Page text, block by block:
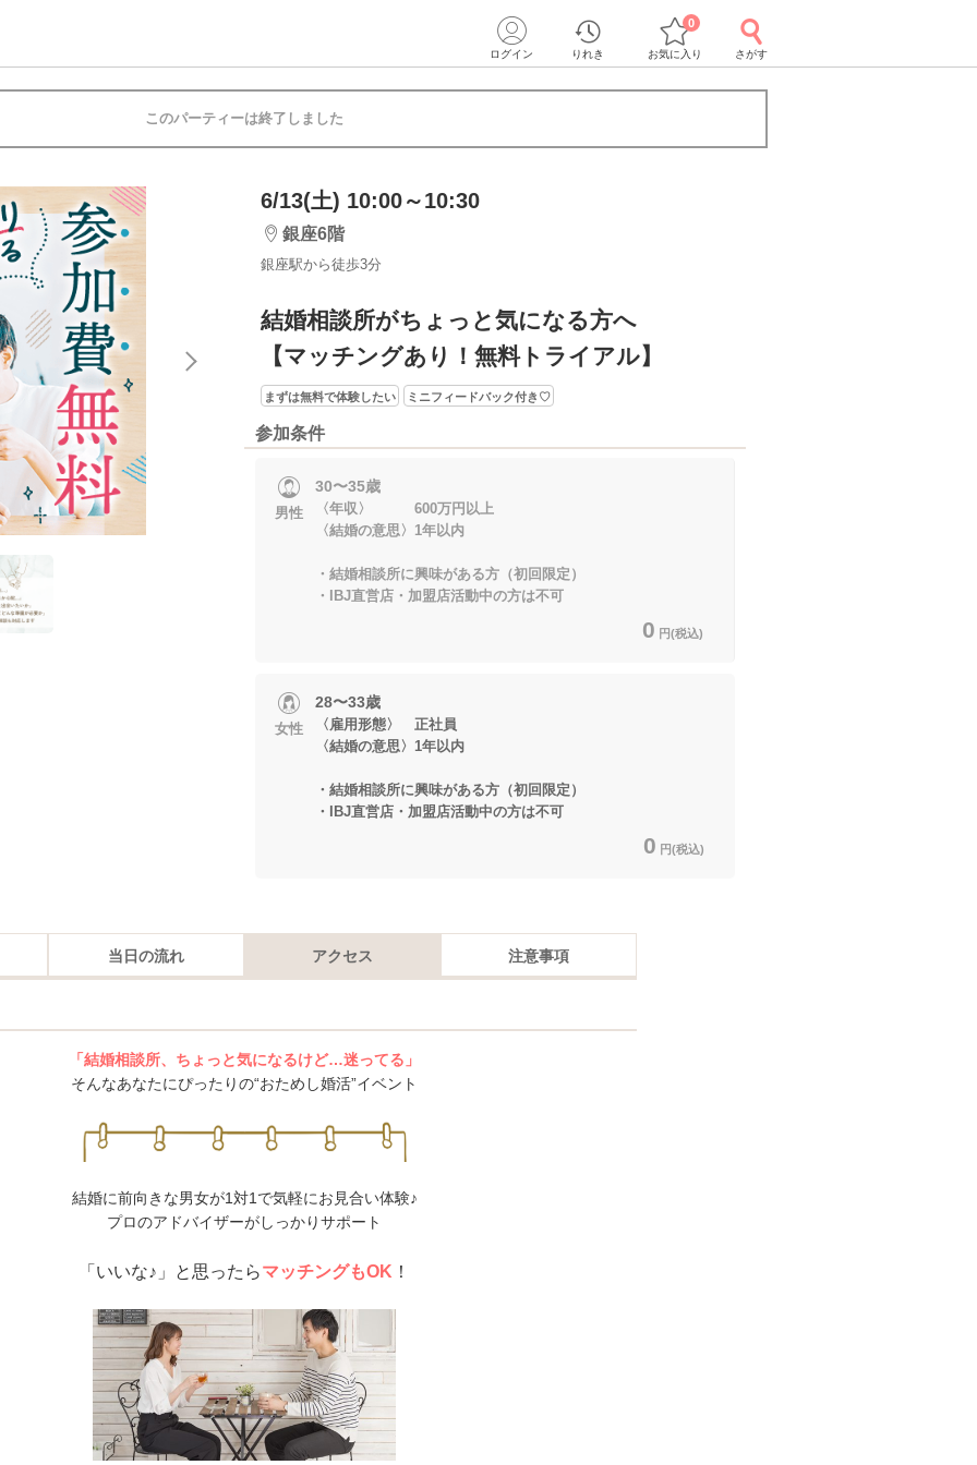
ログイン りれき お気に入り
0
さがす
このパーティーは終了しました
6/13(土) 10:00～10:30
銀座6階
銀座駅から徒歩3分
結婚相談所がちょっと気になる方へ
【マッチングあり！無料トライアル】
まずは無料で体験したい ミニフィードバック付き♡
参加条件
男性
30〜35歳
〈年収〉 600万円以上
〈結婚の意思〉1年以内
・結婚相談所に興味がある方（初回限定）
・IBJ直営店・加盟店活動中の方は不可
0 円(税込)
女性
28〜33歳
〈雇用形態〉 正社員
〈結婚の意思〉1年以内
・結婚相談所に興味がある方（初回限定）
・IBJ直営店・加盟店活動中の方は不可
0 円(税込)
当日の流れ アクセス 注意事項
「結婚相談所、ちょっと気になるけど…迷ってる」
そんなあなたにぴったりの“おためし婚活”イベント
結婚に前向きな男女が1対1で気軽にお見合い体験♪
プロのアドバイザーがしっかりサポート
「いいな♪」と思ったらマッチングもOK ！